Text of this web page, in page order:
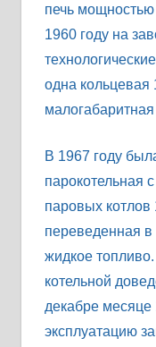
печь
1960 году на
одна кольцевая
В 1967 году
парокотельная
паровых котлов
переведенная в
жидкое
котельной
декабре месяце
эксплуатацию